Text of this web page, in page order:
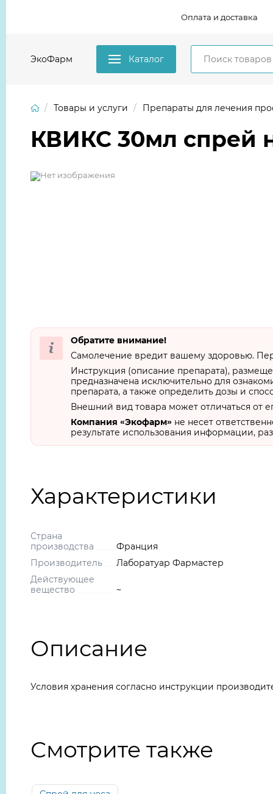
Оплата и доставка
ЭкоФарм Каталог
Товары и услуги Препараты для лечения
КВИКС 30мл спрей
Обратите внимание!
Самолечение вредит вашему здоровью.
Инструкция (описание препарата),
предназначена исключительно для
препарата, а также определить дозы и
Внешний вид товара может отличаться от
Компания «Экофарм» не несет
результате использования информации,
Характеристики
Страна
производства
Франция
Производитель
Лаборатуар Фармастер
Действующее
вещество
~
Описание
Условия хранения согласно инструкции
Смотрите также